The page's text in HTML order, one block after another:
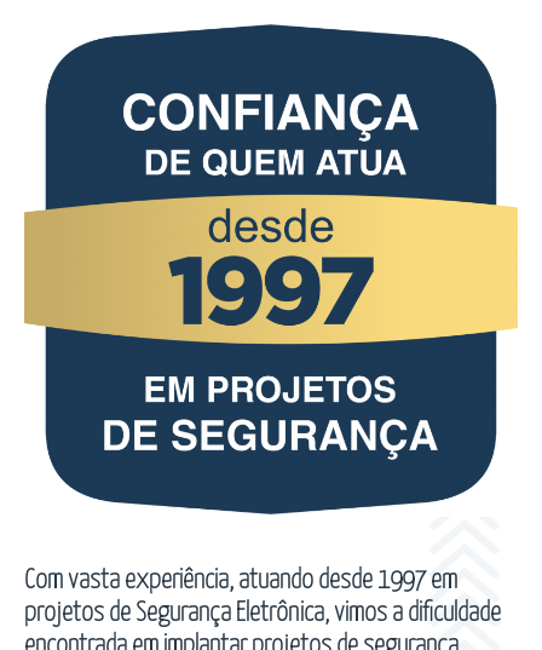
Com vasta experiência, atuando desde 1997 em
projetos de Segurança Eletrônica, vimos a dificuldade